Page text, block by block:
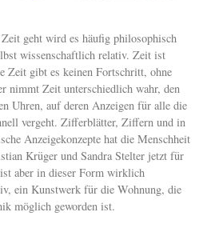
geht wird es häufig philosophisch
wissenschaftlich relativ. Zeit ist
Zeit gibt es keinen Fortschritt, ohne
nimmt Zeit unterschiedlich wahr, den
Uhren, auf deren Anzeigen für alle die
vergeht. Zifferblätter, Ziffern und in
Anzeigekonzepte hat die Menschheit
Krüger und Sandra Stelter jetzt für
aber in dieser Form wirklich
ein Kunstwerk für die Wohnung, die
möglich geworden ist.